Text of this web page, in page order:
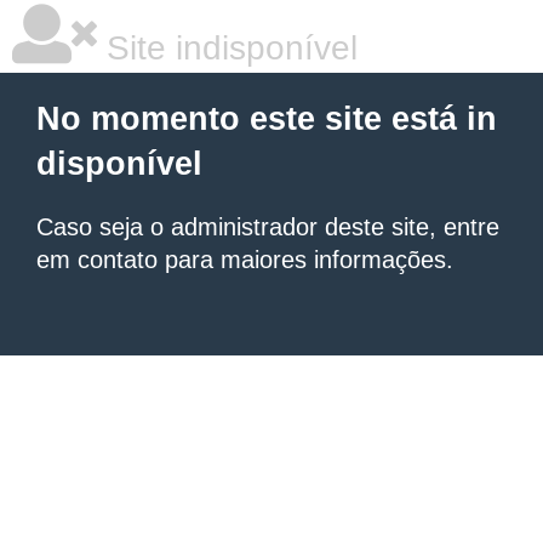
Site indisponível
No momento este site está in
disponível
Caso seja o administrador deste site, entre
em contato para maiores informações.